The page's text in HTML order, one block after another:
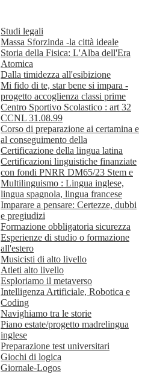
Studi legali
Massa Sforzinda -la città ideale
Storia della Fisica: L'Alba dell'Era
Atomica
Dalla timidezza all'esibizione
Mi fido di te, star bene si impara -
progetto accoglienza classi prime
Centro Sportivo Scolastico : art 32
CCNL 31.08.99
Corso di preparazione ai certamina e
al conseguimento della
Certificazione della lingua latina
Certificazioni linguistiche finanziate
con fondi PNRR DM65/23 Stem e
Multilinguismo : Lingua inglese,
lingua spagnola, lingua francese
Imparare a pensare: Certezze, dubbi
e pregiudizi
Formazione obbligatoria sicurezza
Esperienze di studio o formazione
all'estero
Musicisti di alto livello
Atleti alto livello
Esploriamo il metaverso
Intelligenza Artificiale, Robotica e
Coding
Navighiamo tra le storie
Piano estate/progetto madrelingua
inglese
Preparazione test universitari
Giochi di logica
Giornale-Logos